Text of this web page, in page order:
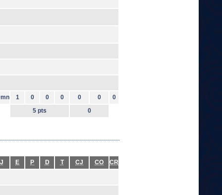
1 0 0 0 0 0
0
5 pts
0
E P D T CJ CO CR